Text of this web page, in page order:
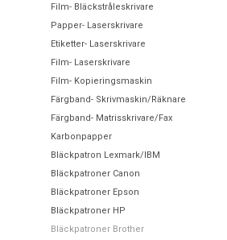
Film- Bläckstråleskrivare
Papper- Laserskrivare
Etiketter- Laserskrivare
Film- Laserskrivare
Film- Kopieringsmaskin
Färgband- Skrivmaskin/Räknare
Färgband- Matrisskrivare/Fax
Karbonpapper
Bläckpatron Lexmark/IBM
Bläckpatroner Canon
Bläckpatroner Epson
Bläckpatroner HP
Bläckpatroner Brother